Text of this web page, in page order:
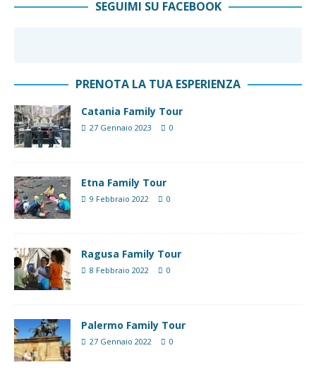
SEGUIMI SU FACEBOOK
PRENOTA LA TUA ESPERIENZA
Catania Family Tour
27 Gennaio 2023 0
Etna Family Tour
9 Febbraio 2022 0
Ragusa Family Tour
8 Febbraio 2022 0
Palermo Family Tour
27 Gennaio 2022 0